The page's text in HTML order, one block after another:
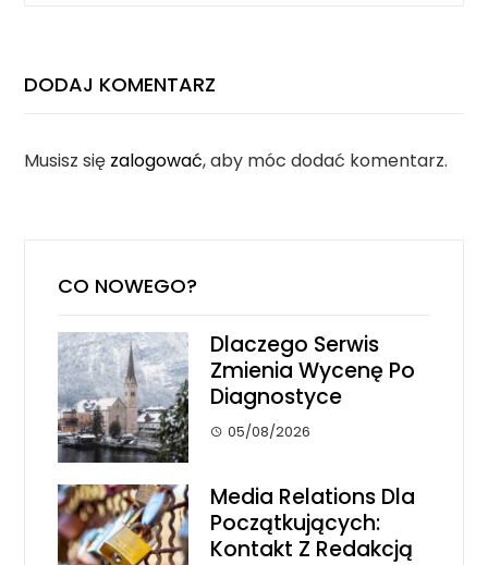
DODAJ KOMENTARZ
Musisz się zalogować, aby móc dodać komentarz.
CO NOWEGO?
Dlaczego Serwis
Zmienia Wycenę Po
Diagnostyce
05/08/2026
Media Relations Dla
Początkujących:
Kontakt Z Redakcją